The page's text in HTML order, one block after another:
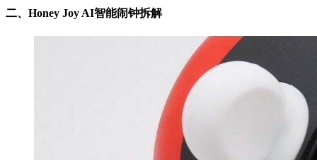
二、 Honey Joy AI智能闹钟拆解